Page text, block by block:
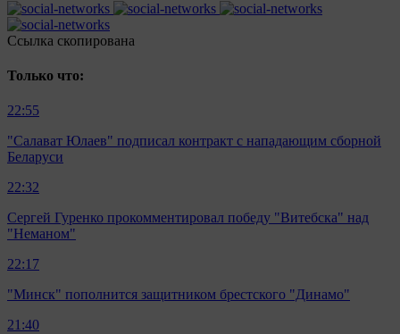
Ccылка скопирована
Только что:
22:55
"Салават Юлаев" подписал контракт с нападающим сборной
Беларуси
22:32
Сергей Гуренко прокомментировал победу "Витебска" над
"Неманом"
22:17
"Минск" пополнится защитником брестского "Динамо"
21:40